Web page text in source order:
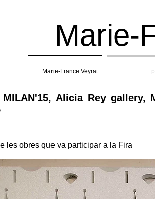
Marie-
Marie-France Veyrat
MILAN'15, Alicia Rey
les obres que va participar a la Fira